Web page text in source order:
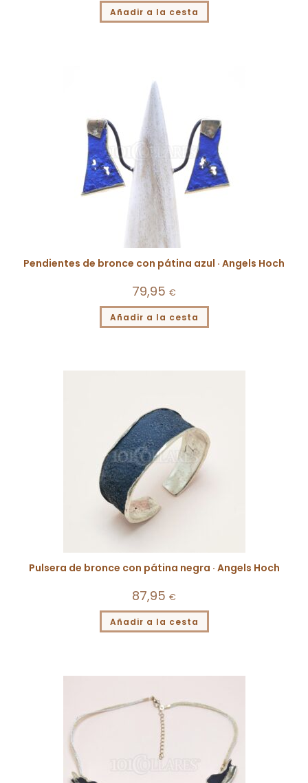
Añadir a la cesta
Pendientes de bronce con pátina azul · Angels Hoch
79,95 €
Añadir a la cesta
Pulsera de bronce con pátina negra · Angels Hoch
87,95 €
Añadir a la cesta